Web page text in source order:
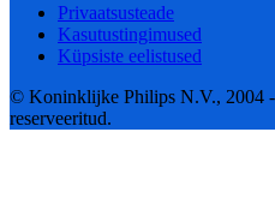
Privaatsusteade
Kasutustingimused
Küpsiste eelistused
© Koninklijke Philips N.V., 2004
reserveeritud.